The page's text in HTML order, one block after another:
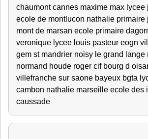
chaumont cannes maxime max lycee
ecole de montlucon nathalie primaire
mont de marsan ecole primaire
veronique lycee louis pasteur eogn
gem st mandrier noisy le grand lange
normand houde roger cif bourg d
villefranche sur saone bayeux bgta
cambon nathalie marseille ecole des
caussade